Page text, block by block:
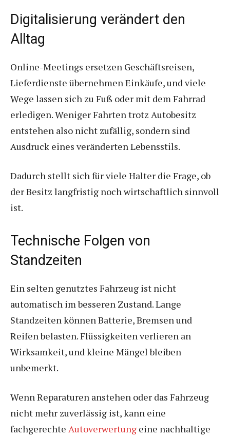
Digitalisierung verändert den
Alltag
Online-Meetings ersetzen Geschäftsreisen,
Lieferdienste übernehmen Einkäufe, und viele
Wege lassen sich zu Fuß oder mit dem Fahrrad
erledigen. Weniger Fahrten trotz Autobesitz
entstehen also nicht zufällig, sondern sind
Ausdruck eines veränderten Lebensstils.
Dadurch stellt sich für viele Halter die Frage, ob
der Besitz langfristig noch wirtschaftlich sinnvoll
ist.
Technische Folgen von
Standzeiten
Ein selten genutztes Fahrzeug ist nicht
automatisch im besseren Zustand. Lange
Standzeiten können Batterie, Bremsen und
Reifen belasten. Flüssigkeiten verlieren an
Wirksamkeit, und kleine Mängel bleiben
unbemerkt.
Wenn Reparaturen anstehen oder das Fahrzeug
nicht mehr zuverlässig ist, kann eine
fachgerechte Autoverwertung eine nachhaltige